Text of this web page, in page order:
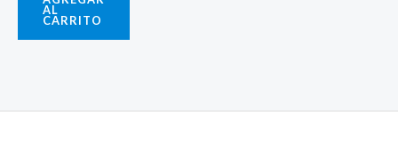
AL
CARRITO